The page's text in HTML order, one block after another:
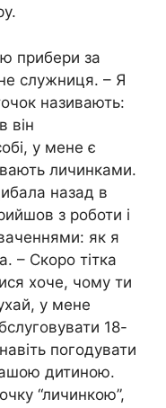
прибери за
служниця. – Я
називають:
він
у мене є
личинками.
назад в
з роботи і
як я
– Скоро тітка
хоче, чому ти
у мене
18-
погодувати
дитиною.
“личинкою”,